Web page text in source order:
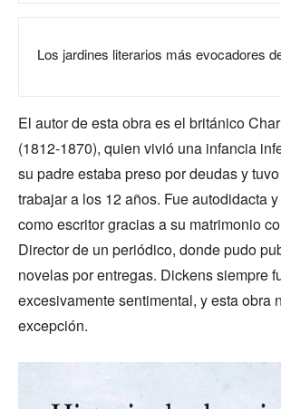
Los jardines literarios más evocadores
El autor de esta obra es el británico
(1812-1870), quien vivió una infancia
su padre estaba preso por deudas y
trabajar a los 12 años. Fue autodidacta
como escritor gracias a su matrimonio
Director de un periódico, donde pudo
novelas por entregas. Dickens siempre
excesivamente sentimental, y esta obra
excepción.